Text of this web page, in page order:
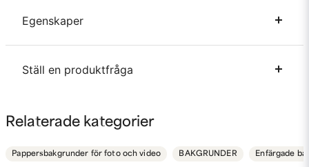
Egenskaper
Bredd
Ställ en produktfråga
Fråga oss något om denna produkten...
Relaterade kategorier
Pappersbakgrunder för foto och video BAKGRUNDER Enfärgade